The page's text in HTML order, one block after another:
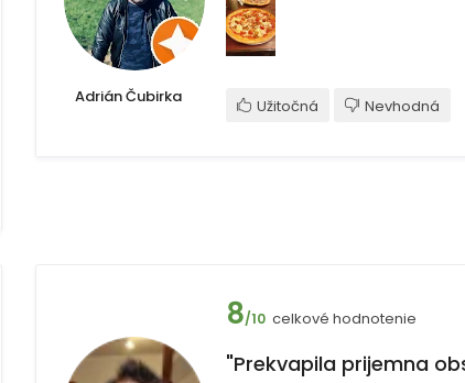
Adrián Čubirka Užitočná Nevhodná
8/10 celkové hodnotenie
"Prekvapila prijemna